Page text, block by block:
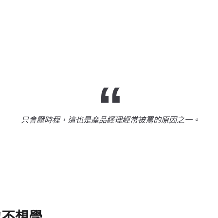
只會壓時程，這也是產品經理經常被罵的原因之一。